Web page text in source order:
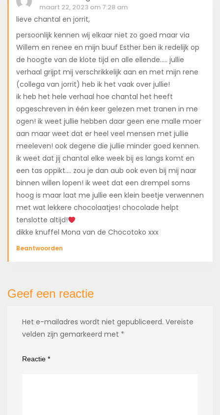
maart 22, 2023 om 7:28 am
lieve chantal en jorrit,
persoonlijk kennen wij elkaar niet zo goed maar via
Willem en renee en mijn buuf Esther ben ik redelijk op
de hoogte van de klote tijd en alle ellende….. jullie
verhaal grijpt mij verschrikkelijk aan en met mijn rene
(collega van jorrit) heb ik het vaak over jullie!
ik heb het hele verhaal hoe chantal het heeft
opgeschreven in één keer gelezen met tranen in me
ogen! ik weet jullie hebben daar geen ene malle moer
aan maar weet dat er heel veel mensen met jullie
meeleven! ook degene die jullie minder goed kennen.
ik weet dat jij chantal elke week bij es langs komt en
een tas oppikt…. zou je dan aub ook even bij mij naar
binnen willen lopen! ik weet dat een drempel soms
hoog is maar laat me jullie een klein beetje verwennen
met wat lekkere chocolaatjes! chocolade helpt
tenslotte altijd!
dikke knuffel Mona van de Chocotoko xxx
Beantwoorden
Geef een reactie
Het e-mailadres wordt niet gepubliceerd. Vereiste
velden zijn gemarkeerd met *
Reactie *